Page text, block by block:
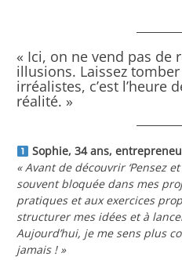
« Ici, on ne vend pas de
illusions. Laissez
irréalistes, c’est l’heure
réalité. »
Sophie, 34 ans,
« Avant de découvrir ‘Pensez
souvent bloquée dans mes
pratiques et aux exercices
structurer mes idées et à
Aujourd’hui, je me sens plus
jamais ! »